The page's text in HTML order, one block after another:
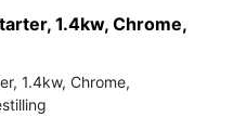
1.4kw, Chrome,
1.4kw, Chrome,